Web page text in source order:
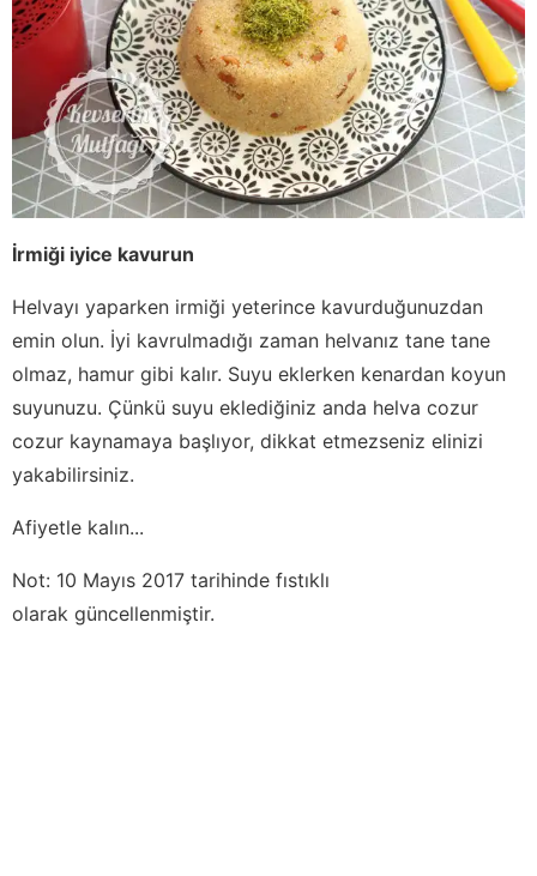
İrmiği iyice kavurun
Helvayı yaparken irmiği yeterince kavurduğunuzdan
emin olun. İyi kavrulmadığı zaman helvanız tane tane
olmaz, hamur gibi kalır. Suyu eklerken kenardan koyun
suyunuzu. Çünkü suyu eklediğiniz anda helva cozur
cozur kaynamaya başlıyor, dikkat etmezseniz elinizi
yakabilirsiniz.
Afiyetle kalın...
Not: 10 Mayıs 2017 tarihinde fıstıklı
olarak güncellenmiştir.